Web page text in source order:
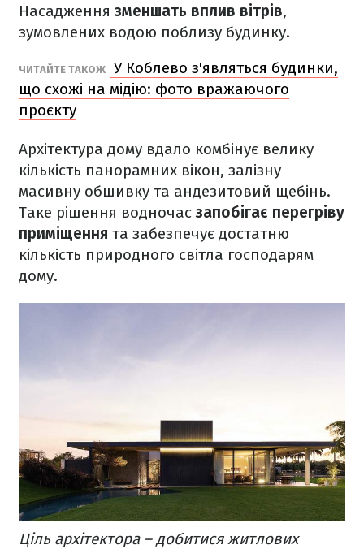
Насадженнязменшать вплив вітрів,
зумовлених водою поблизу будинку.
ЧИТАЙТЕ ТАКОЖ
У Коблево з'являться будинки,
що схожі на мідію: фото вражаючого
проєкту
Архітектура дому вдало комбінує велику
кількість панорамних вікон, залізну
масивну обшивку та андезитовий щебінь.
Таке рішення водночасзапобігає перегріву
приміщення та забезпечує достатню
кількість природного світла господарям
дому.
Ціль архітектора – добитися житлових